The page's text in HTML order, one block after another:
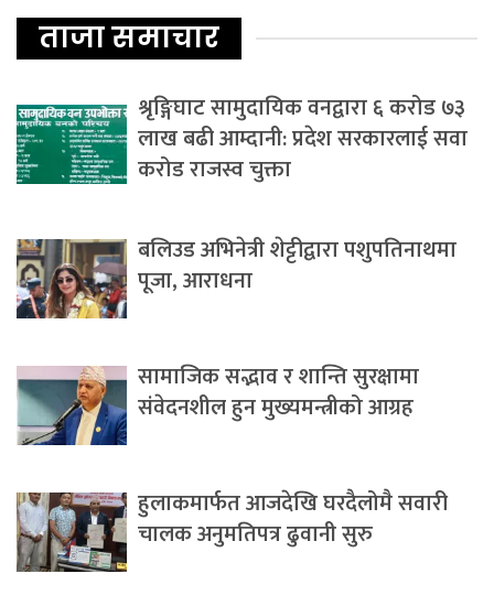
ताजा समाचार
श्रृङ्गिघाट सामुदायिक वनद्वारा ६ करोड ७३
लाख बढी आम्दानी: प्रदेश सरकारलाई सवा
करोड राजस्व चुक्ता
बलिउड अभिनेत्री शेट्टीद्वारा पशुपतिनाथमा
पूजा, आराधना
सामाजिक सद्भाव र शान्ति सुरक्षामा
संवेदनशील हुन मुख्यमन्त्रीको आग्रह
हुलाकमार्फत आजदेखि घरदैलोमै सवारी
चालक अनुमतिपत्र ढुवानी सुरु